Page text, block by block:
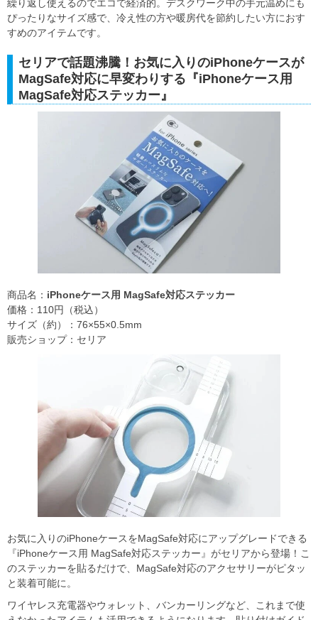
繰り返し使えるのでエコで経済的。デスクワーク中の手元温めにも
ぴったりなサイズ感で、冷え性の方や暖房代を節約したい方におす
すめのアイテムです。
セリアで話題沸騰！お気に入りのiPhoneケースが
MagSafe対応に早変わりする『iPhoneケース用
MagSafe対応ステッカー』
商品名： iPhoneケース用 MagSafe対応ステッカー
価格：110円（税込）
サイズ（約）：76×55×0.5mm
販売ショップ：セリア
お気に入りのiPhoneケースをMagSafe対応にアップグレードできる
『iPhoneケース用 MagSafe対応ステッカー』がセリアから登場！こ
のステッカーを貼るだけで、MagSafe対応のアクセサリーがピタッ
と装着可能に。
ワイヤレス充電器やウォレット、バンカーリングなど、これまで使